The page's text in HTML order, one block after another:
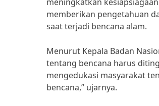
memberikan pengetahuan
saat terjadi bencana alam.
Menurut Kepala Badan
tentang bencana harus
mengedukasi masyarakat
bencana,” ujarnya.